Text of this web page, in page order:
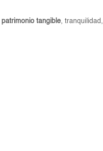
patrimonio tangible, tranquilidad,